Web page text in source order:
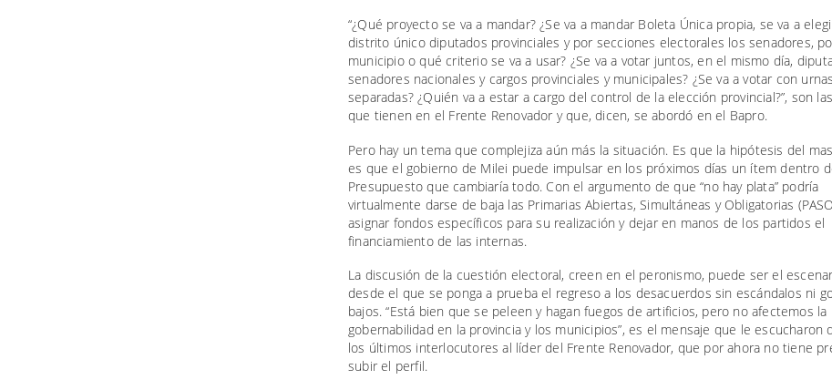
“¿Qué proyecto se va a mandar? ¿Se va a mandar Boleta Única propia, se va a
distrito único diputados provinciales y por secciones electorales los senadores,
municipio o qué criterio se va a usar? ¿Se va a votar juntos, en el mismo día,
senadores nacionales y cargos provinciales y municipales? ¿Se va a votar con urnas
separadas? ¿Quién va a estar a cargo del control de la elección provincial?”, son
que tienen en el Frente Renovador y que, dicen, se abordó en el Bapro.
Pero hay un tema que complejiza aún más la situación. Es que la hipótesis del
es que el gobierno de Milei puede impulsar en los próximos días un ítem dentro
Presupuesto que cambiaría todo. Con el argumento de que “no hay plata” podría
virtualmente darse de baja las Primarias Abiertas, Simultáneas y Obligatorias
asignar fondos específicos para su realización y dejar en manos de los partidos el
financiamiento de las internas.
La discusión de la cuestión electoral, creen en el peronismo, puede ser el
desde el que se ponga a prueba el regreso a los desacuerdos sin escándalos ni
bajos. “Está bien que se peleen y hagan fuegos de artificios, pero no afectemos la
gobernabilidad en la provincia y los municipios”, es el mensaje que le escucharon
los últimos interlocutores al líder del Frente Renovador, que por ahora no tiene
subir el perfil.